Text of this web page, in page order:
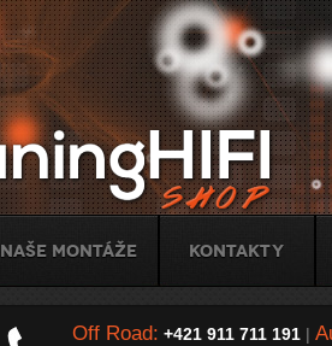
Naše montáže Kontakty
Off Road: +421 911 711 191|